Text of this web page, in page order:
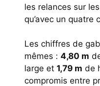
les relances sur
qu’avec un quatre
Les chiffres de
mêmes : 4,80 m
large et 1,79 m de
compromis entre